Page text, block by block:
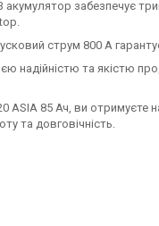
акумулятор забезпечує
струм 800 А
надійністю та якістю
ASIA 85 Ач, ви
та довговічність.